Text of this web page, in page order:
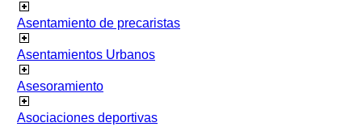
Asentamiento de precaristas
Asentamientos Urbanos
Asesoramiento
Asociaciones deportivas